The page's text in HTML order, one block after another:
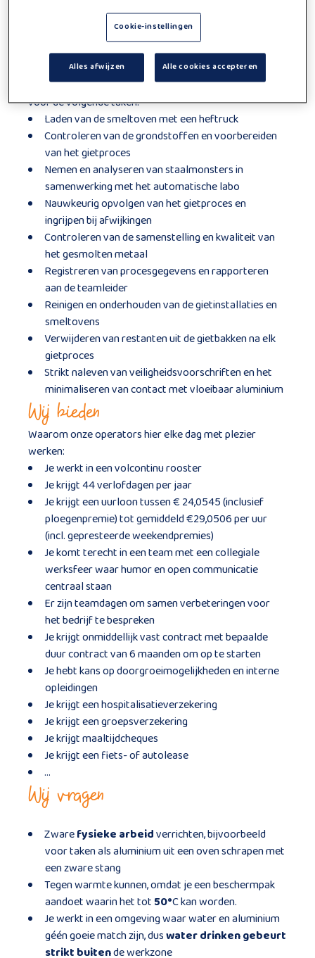
werkplek wordt? Lees dan zeker verder.
Functie beschrijving
Je werkt in een volcontinu systeem waarbij je instaat
voor de volgende taken:
Laden van de smeltoven met een heftruck
Controleren van de grondstoffen en voorbereiden
van het gietproces
Nemen en analyseren van staalmonsters in
samenwerking met het automatische labo
Nauwkeurig opvolgen van het gietproces en
ingrijpen bij afwijkingen
Controleren van de samenstelling en kwaliteit van
het gesmolten metaal
Registreren van procesgegevens en rapporteren
aan de teamleider
Reinigen en onderhouden van de gietinstallaties en
smeltovens
Verwijderen van restanten uit de gietbakken na elk
gietproces
Strikt naleven van veiligheidsvoorschriften en het
minimaliseren van contact met vloeibaar aluminium
Wij bieden
Waarom onze operators hier elke dag met plezier
werken:
Je werkt in een volcontinu rooster
Je krijgt 44 verlofdagen per jaar
Je krijgt een uurloon tussen € 24,0545 (inclusief
ploegenpremie) tot gemiddeld €29,0506 per uur
(incl. gepresteerde weekendpremies)
Je komt terecht in een team met een collegiale
werksfeer waar humor en open communicatie
centraal staan
Er zijn teamdagen om samen verbeteringen voor
het bedrijf te bespreken
Je krijgt onmiddellijk vast contract met bepaalde
duur contract van 6 maanden om op te starten
Je hebt kans op doorgroeimogelijkheden en interne
opleidingen
Je krijgt een hospitalisatieverzekering
Je krijgt een groepsverzekering
Je krijgt maaltijdcheques
Je krijgt een fiets- of autolease
…
Wij vragen
Zwarefysieke arbeidverrichten, bijvoorbeeld
voor taken als aluminium uit een oven schrapen met
een zware stang
Tegen warmte kunnen, omdat je een beschermpak
aandoet waarin het tot 50°C kan worden.
Je werkt in een omgeving waar water en aluminium
géén goeie match zijn, duswater drinken gebeurt
strikt buitende werkzone
Cookie-instellingen
Alles afwijzen Alle cookies accepteren